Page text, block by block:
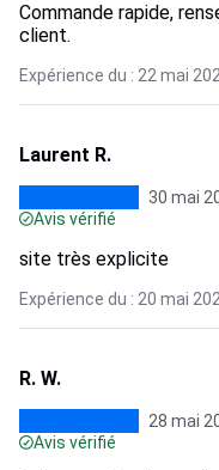
Commande rapide,
client.
Expérience du : 22 mai
Laurent R.
30 mai
Avis vérifié
site très explicite
Expérience du : 20 mai
R. W.
28 mai
Avis vérifié